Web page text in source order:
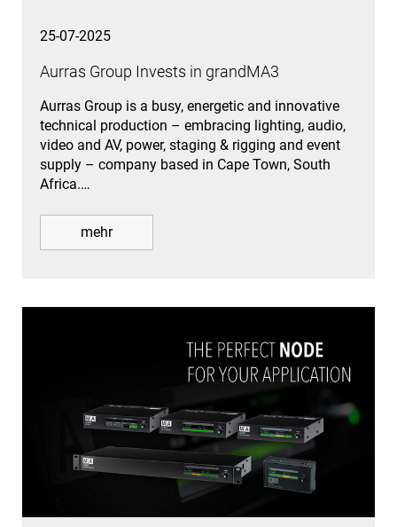
25-07-2025
Aurras Group Invests in grandMA3
Aurras Group is a busy, energetic and innovative
technical production – embracing lighting, audio,
video and AV, power, staging & rigging and event
supply – company based in Cape Town, South
Africa.…
mehr